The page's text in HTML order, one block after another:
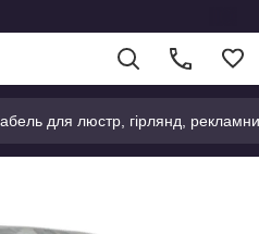
для люстр, гірлянд,